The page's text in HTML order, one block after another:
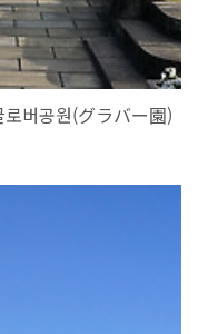
버공원(グラバー園)